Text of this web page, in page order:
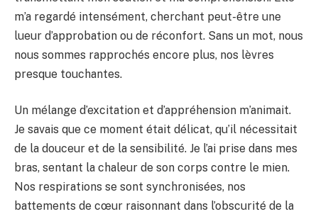
m’a regardé intensément, cherchant peut-être une
lueur d’approbation ou de réconfort. Sans un mot, nous
nous sommes rapprochés encore plus, nos lèvres
presque touchantes.
Un mélange d’excitation et d’appréhension m’animait.
Je savais que ce moment était délicat, qu’il nécessitait
de la douceur et de la sensibilité. Je l’ai prise dans mes
bras, sentant la chaleur de son corps contre le mien.
Nos respirations se sont synchronisées, nos
battements de cœur raisonnant dans l’obscurité de la